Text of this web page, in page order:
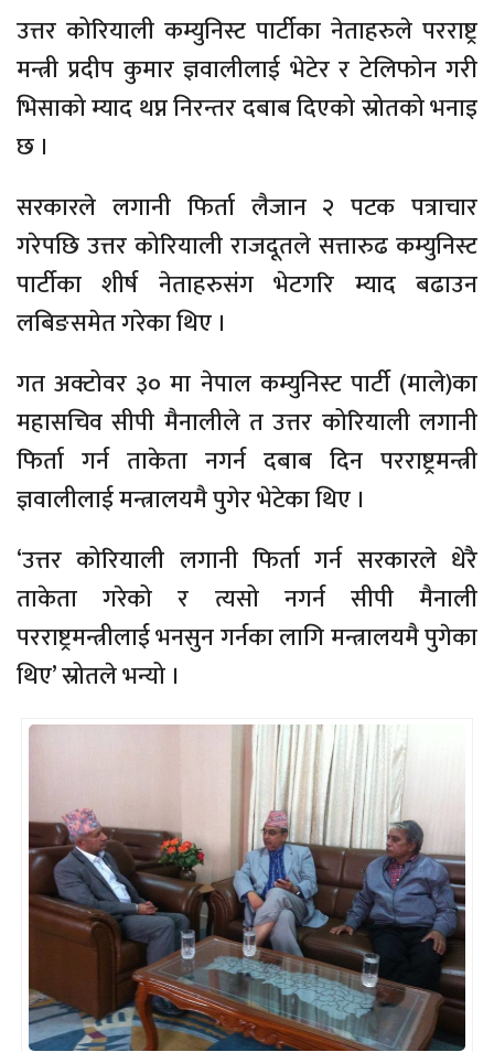
उत्तर कोरियाली कम्युनिस्ट पार्टीका नेताहरुले परराष्ट्र
मन्त्री प्रदीप कुमार ज्ञवालीलाई भेटेर र टेलिफोन गरी
भिसाको म्याद थप्न निरन्तर दबाब दिएको स्रोतको भनाइ
छ ।
सरकारले लगानी फिर्ता लैजान २ पटक पत्राचार
गरेपछि उत्तर कोरियाली राजदूतले सत्तारुढ कम्युनिस्ट
पार्टीका शीर्ष नेताहरुसंग भेटगरि म्याद बढाउन
लबिङसमेत गरेका थिए ।
गत अक्टोवर ३० मा नेपाल कम्युनिस्ट पार्टी (माले)का
महासचिव सीपी मैनालीले त उत्तर कोरियाली लगानी
फिर्ता गर्न ताकेता नगर्न दबाब दिन परराष्ट्रमन्त्री
ज्ञवालीलाई मन्त्रालयमै पुगेर भेटेका थिए ।
‘उत्तर कोरियाली लगानी फिर्ता गर्न सरकारले धेरै
ताकेता गरेको र त्यसो नगर्न सीपी मैनाली
परराष्ट्रमन्त्रीलाई भनसुन गर्नका लागि मन्त्रालयमै पुगेका
थिए’ स्रोतले भन्यो ।